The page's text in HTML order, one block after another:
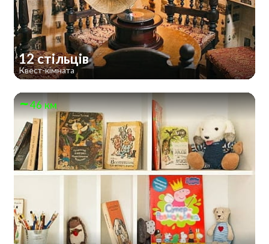
12 стільців
Квест-кімната
46 км